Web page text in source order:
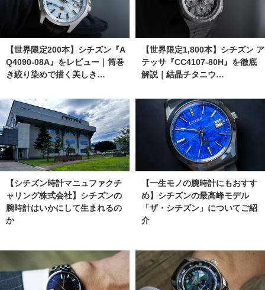
【世界限定200本】シチズン『A
Q4090-08A』をレビュー｜筒巻
き絞り染めで描く美しき…
【世界限定1,800本】シチズン ア
テッサ『CC4107-80H』を徹底
解説｜結晶チタニウ…
【シチズン時計マニュファクチ
ャリング株式会社】シチズンの
腕時計はいかにして生まれるの
か
【一生モノの腕時計にもおすす
め】シチズンの最高峰モデル
「ザ・シチズン」についてご紹
介